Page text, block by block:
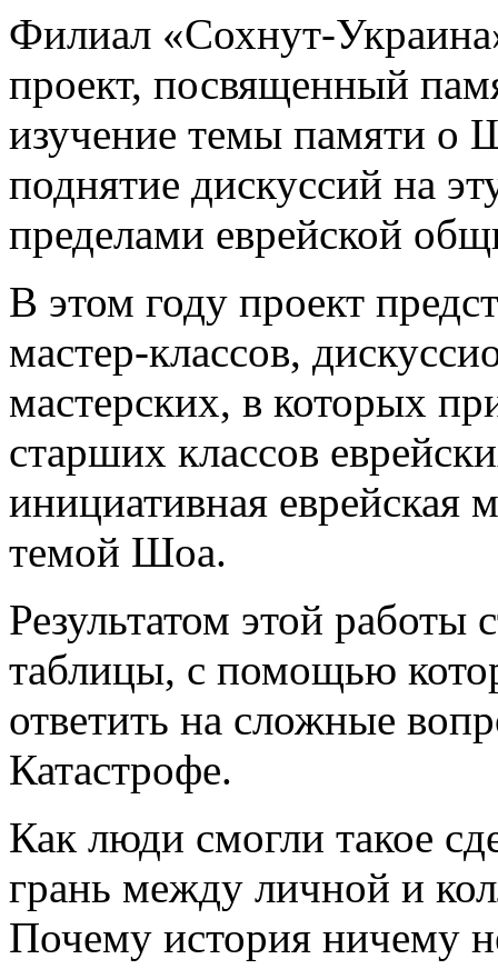
Филиал «Сохнут-
проект, посвященный
изучение темы памяти о
поднятие дискуссий на
пределами еврейской
В этом году проект
мастер-классов,
мастерских, в которых
старших классов
инициативная еврейская
темой Шоа.
Результатом этой
таблицы, с помощью
ответить на сложные
Катастрофе.
Как люди смогли такое
грань между личной и
Почему история ничему